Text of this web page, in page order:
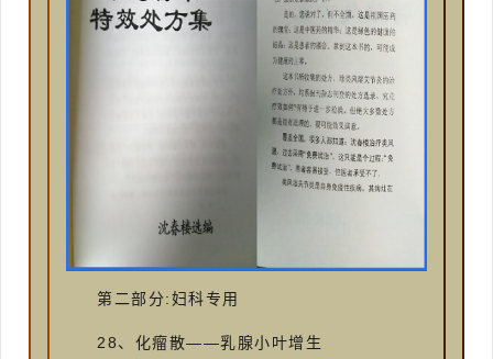
第二部分:妇科专用
28、化瘤散——乳腺小叶增生